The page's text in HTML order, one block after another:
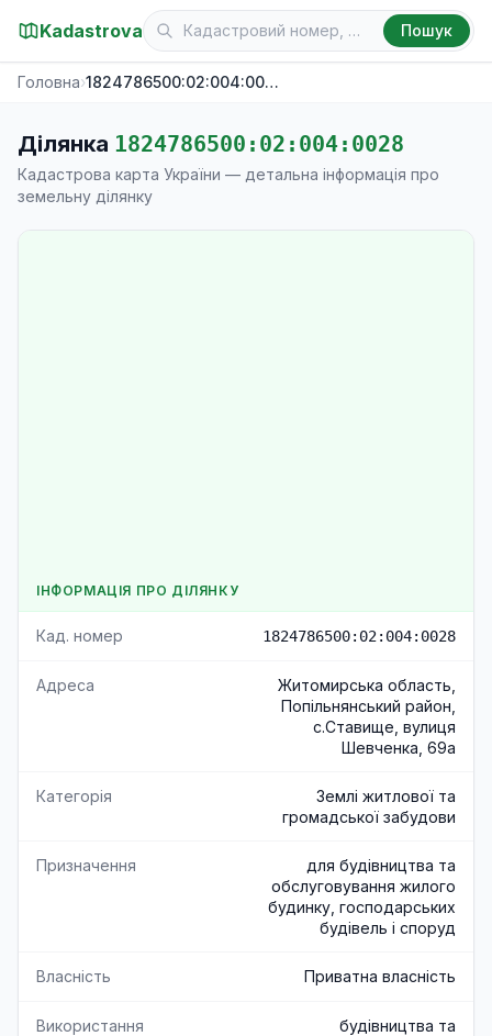
Kadastrova Пошук
Головна› 1824786500:02:004:0028
Ділянка 1824786500:02:004:0028
Кадастрова карта України — детальна інформація про
земельну ділянку
ІНФОРМАЦІЯ ПРО ДІЛЯНКУ
Кад. номер 1824786500:02:004:0028
Адреса
Житомирська область,
Попільнянський район,
с.Ставище, вулиця
Шевченка, 69а
Категорія
Землі житлової та
громадської забудови
Призначення
для будівництва та
обслуговування жилого
будинку, господарських
будівель і споруд
Власність Приватна власність
Використання
будівництва та